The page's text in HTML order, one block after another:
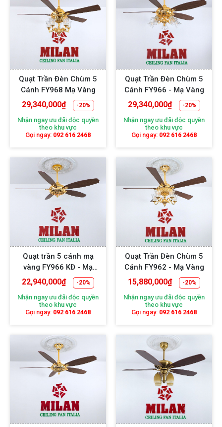
Quạt Trần Đèn Chùm 5
Cánh FY968 Mạ Vàng
29,340,000₫ -20%
Nhận ngay ưu đãi độc quyền
theo khu vực
Gọi ngay: 092 616 2468
Quạt Trần Đèn Chùm 5
Cánh FY966 - Mạ Vàng
29,340,000₫ -20%
Nhận ngay ưu đãi độc quyền
theo khu vực
Gọi ngay: 092 616 2468
Quạt trần 5 cánh mạ
vàng FY966 KĐ - Mạ
Vàng
22,940,000₫ -20%
Nhận ngay ưu đãi độc quyền
theo khu vực
Gọi ngay: 092 616 2468
Quạt Trần Đèn Chùm 5
Cánh FY962 - Mạ Vàng
15,880,000₫ -20%
Nhận ngay ưu đãi độc quyền
theo khu vực
Gọi ngay: 092 616 2468